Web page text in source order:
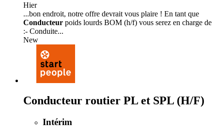
Hier
...bon endroit, notre offre devrait vous plaire ! En tant que
Conducteur poids lourds BOM (h/f) vous serez en charge de
:- Conduite...
New
Conducteur routier PL et SPL (H/F)
Intérim